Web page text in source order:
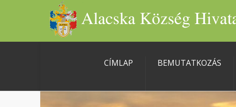
CÍMLAP BEMUTATKOZÁS